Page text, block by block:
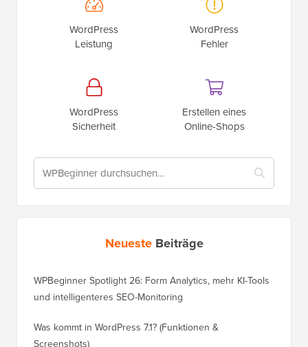
WordPress
Leistung
WordPress
Fehler
WordPress
Sicherheit
Erstellen eines
Online-Shops
Neueste Beiträge
WPBeginner Spotlight 26: Form Analytics, mehr KI-Tools
und intelligenteres SEO-Monitoring
Was kommt in WordPress 7.1? (Funktionen &
Screenshots)